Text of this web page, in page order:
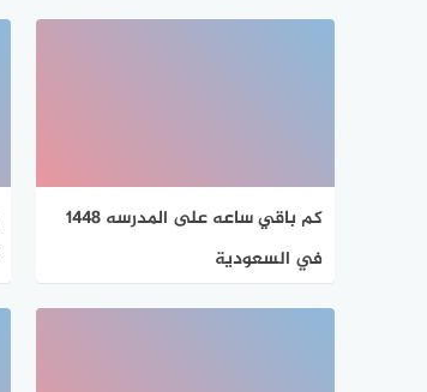
كم باقي ساعه على المدرسه 1448
في السعودية